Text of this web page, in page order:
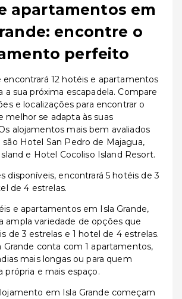
apartamentos em
encontre o
perfeito
encontrará 12 hotéis e apartamentos
a sua próxima escapadela. Compare
e localizações para encontrar o
melhor se adapta às suas
alojamentos mais bem avaliados
são Hotel San Pedro de Majagua,
e Hotel Cocoliso Island Resort.
disponíveis, encontrará 5 hotéis de 3
de 4 estrelas.
e apartamentos em Isla Grande,
ampla variedade de opções que
de 3 estrelas e 1 hotel de 4 estrelas.
Grande conta com 1 apartamentos,
mais longas ou para quem
própria e mais espaço.
em Isla Grande começam